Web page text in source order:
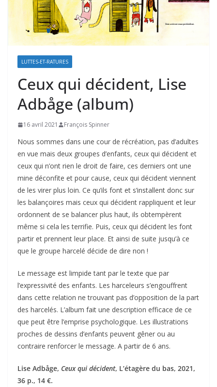
LUTTES-ET-RATURES
Ceux qui décident, Lise
Adbåge (album)
16 avril 2021 François Spinner
Nous sommes dans une cour de récréation, pas d’adultes
en vue mais deux groupes d’enfants, ceux qui décident et
ceux qui n’ont rien le droit de faire, ces derniers ont une
mine déconfite et pour cause, ceux qui décident viennent
de les virer plus loin. Ce qu’ils font et s’installent donc sur
les balançoires mais ceux qui décident rappliquent et leur
ordonnent de se balancer plus haut, ils obtempèrent
même si cela les terrifie. Puis, ceux qui décident les font
partir et prennent leur place. Et ainsi de suite jusqu’à ce
que le groupe harcelé décide de dire non !
Le message est limpide tant par le texte que par
l’expressivité des enfants. Les harceleurs s’engouffrent
dans cette relation ne trouvant pas d’opposition de la part
des harcelés. L’album fait une description efficace de ce
que peut être l’emprise psychologique. Les illustrations
proches de dessins d’enfants peuvent gêner ou au
contraire renforcer le message. A partir de 6 ans.
Lise Adbåge, Ceux qui décident, L’étagère du bas, 2021,
36 p., 14 €.